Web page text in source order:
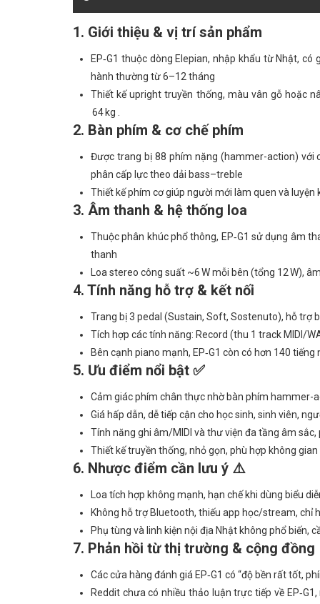
1. Giới thiệu & vị trí sản phẩm
EP‑G1 thuộc dòng Elepian, nhập khẩu từ Nhật,
hành thường từ 6–12 tháng
Thiết kế upright truyền thống, màu vân gỗ hoặc
64 kg .
2. Bàn phím & cơ chế phím
Được trang bị 88 phím nặng (hammer-action) với
phân cấp lực theo dải bass–treble
Thiết kế phím cơ giúp người mới làm quen và
3. Âm thanh & hệ thống loa
Thuộc phân khúc phổ thông, EP‑G1 sử dụng âm
thanh
Loa stereo công suất ~6 W mỗi bên (tổng 12 W),
4. Tính năng hỗ trợ & kết nối
Trang bị 3 pedal (Sustain, Soft, Sostenuto), hỗ trợ
Tích hợp các tính năng: Record (thu 1 track MIDI/
Bên cạnh piano mạnh, EP‑G1 còn có hơn 140
5. Ưu điểm nổi bật ✅
Cảm giác phím chân thực nhờ bàn phím hammer-
Giá hấp dẫn, dễ tiếp cận cho học sinh, sinh viên,
Tính năng ghi âm/MIDI và thư viện đa tầng âm sắc,
Thiết kế truyền thống, nhỏ gọn, phù hợp không
6. Nhược điểm cần lưu ý ⚠️
Loa tích hợp không mạnh, hạn chế khi dùng biểu
Không hỗ trợ Bluetooth, thiếu app học/stream, chỉ
Phụ tùng và linh kiện nội địa Nhật không phổ biến,
7. Phản hồi từ thị trường & cộng đồng
Các cửa hàng đánh giá EP‑G1 có “độ bền rất tốt,
Reddit chưa có nhiều thảo luận trực tiếp về